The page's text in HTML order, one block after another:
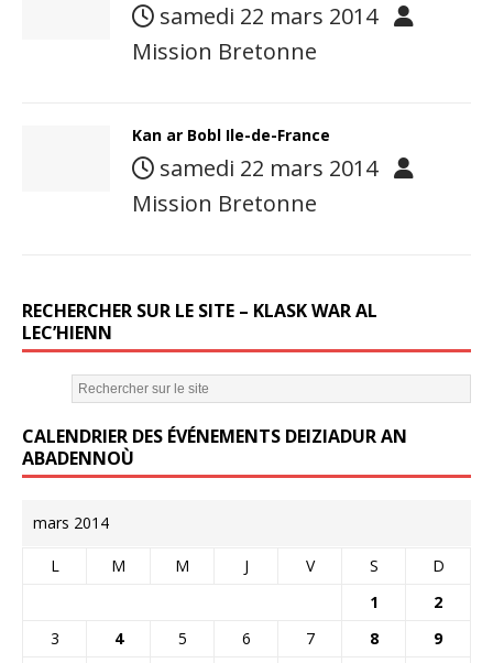
samedi 22 mars 2014
Mission Bretonne
Kan ar Bobl Ile-de-France
samedi 22 mars 2014
Mission Bretonne
RECHERCHER SUR LE SITE – KLASK WAR AL
LEC’HIENN
CALENDRIER DES ÉVÉNEMENTS DEIZIADUR AN
ABADENNOÙ
mars 2014
L M M J V S
D
1
2
3
4 5 6 7 8
9